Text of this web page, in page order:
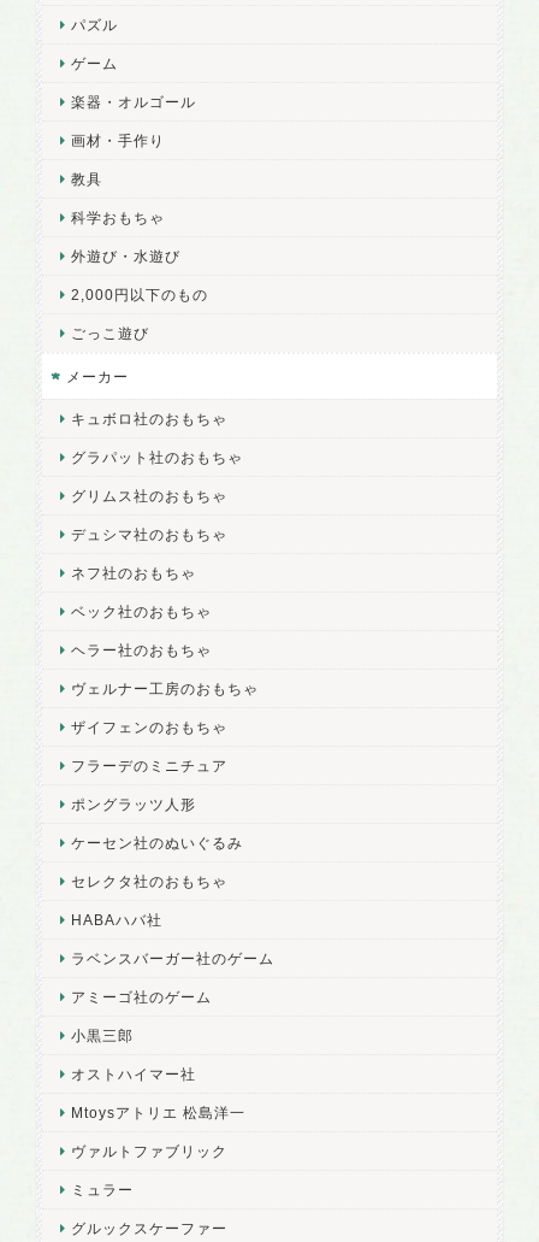
パズル
ゲーム
楽器・オルゴール
画材・手作り
教具
科学おもちゃ
外遊び・水遊び
2,000円以下のもの
ごっこ遊び
メーカー
キュボロ社のおもちゃ
グラパット社のおもちゃ
グリムス社のおもちゃ
デュシマ社のおもちゃ
ネフ社のおもちゃ
ベック社のおもちゃ
ヘラー社のおもちゃ
ヴェルナー工房のおもちゃ
ザイフェンのおもちゃ
フラーデのミニチュア
ポングラッツ人形
ケーセン社のぬいぐるみ
セレクタ社のおもちゃ
HABAハバ社
ラベンスバーガー社のゲーム
アミーゴ社のゲーム
小黒三郎
オストハイマー社
Mtoysアトリエ 松島洋一
ヴァルトファブリック
ミュラー
グルックスケーファー